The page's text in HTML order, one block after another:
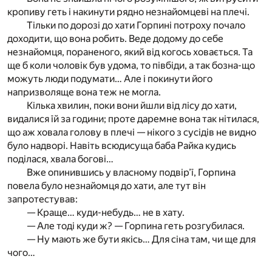
кропиву геть і накинути рядно незнайомцеві на плечі.
Тільки по дорозі до хати Горпині потроху почало
доходити, що вона робить. Веде додому до себе
незнайомця, пораненого, який від когось ховається. Та
ще б коли чоловік був удома, то півбіди, а так бозна-що
можуть люди подумати… Але і покинути його
напризволяще вона теж не могла.
Кілька хвилин, поки вони йшли від лісу до хати,
видалися їй за години; проте даремне вона так нітилася,
що аж ховала голову в плечі — нікого з сусідів не видно
було надворі. Навіть всюдисуща баба Райка кудись
поділася, хвала богові…
Вже опинившись у власному подвір’ї, Горпина
повела було незнайомця до хати, але тут він
запротестував:
— Краще… куди-небудь… не в хату.
— Але тоді куди ж? — Горпина геть розгубилася.
— Ну мають же бути якісь… Для сіна там, чи ще для
чого…